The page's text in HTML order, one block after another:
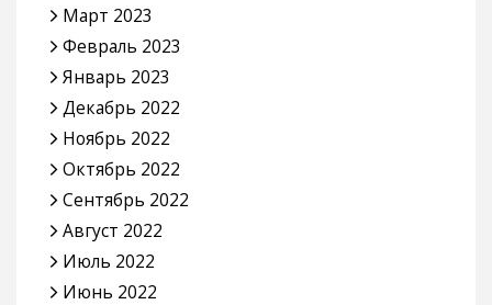
Март 2023
Февраль 2023
Январь 2023
Декабрь 2022
Ноябрь 2022
Октябрь 2022
Сентябрь 2022
Август 2022
Июль 2022
Июнь 2022